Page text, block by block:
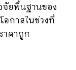
จัยพื้นฐานของ
กาสในช่วงที่
าคาถูก